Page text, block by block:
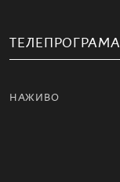
ТЕЛЕПРОГРАМА
НАЖИВО